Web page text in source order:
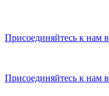
Присоединяйтесь к нам в
Присоединяйтесь к нам в